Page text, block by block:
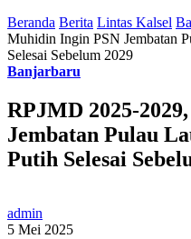
Beranda Berita Lintas Kalsel
Muhidin Ingin PSN Jembatan
Selesai Sebelum 2029
Banjarbaru
RPJMD 2025-
Jembatan Pulau
Putih Selesai
admin
5 Mei 2025